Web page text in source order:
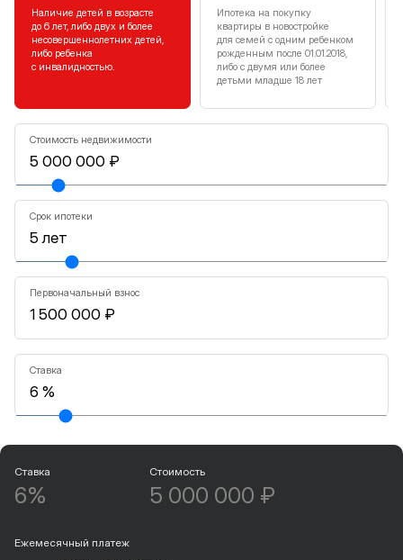
Наличие детей в возрасте
до 6 лет, либо двух и более
несовершеннолетних детей,
либо ребенка
с инвалидностью.
Ипотека на покупку
квартиры в новостройке
для семей с одним ребенком
рожденным после 01.01.2018,
либо с двумя или более
детьми младше 18 лет
Стоимость недвижимости
Срок ипотеки
Первоначальный взнос
Ставка
Ставка
6%
Стоимость
5 000 000 ₽
Ежемесячный платеж